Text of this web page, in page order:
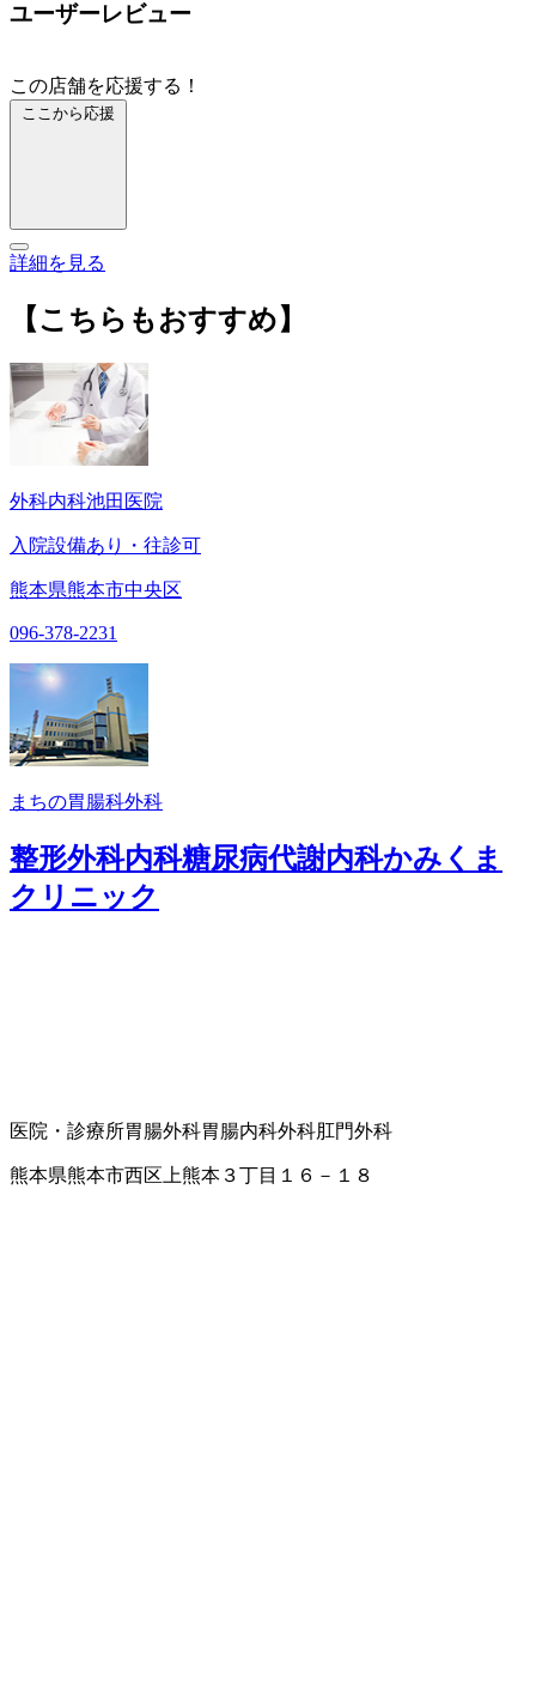
ユーザーレビュー
この店舗を応援する！
ここから応援
詳細を見る
【こちらもおすすめ】
外科内科池田医院
入院設備あり・往診可
熊本県熊本市中央区
096-378-2231
まちの胃腸科外科
整形外科内科糖尿病代謝内科かみくま
クリニック
医院・診療所胃腸外科胃腸内科外科肛門外科
熊本県熊本市西区上熊本３丁目１６－１８